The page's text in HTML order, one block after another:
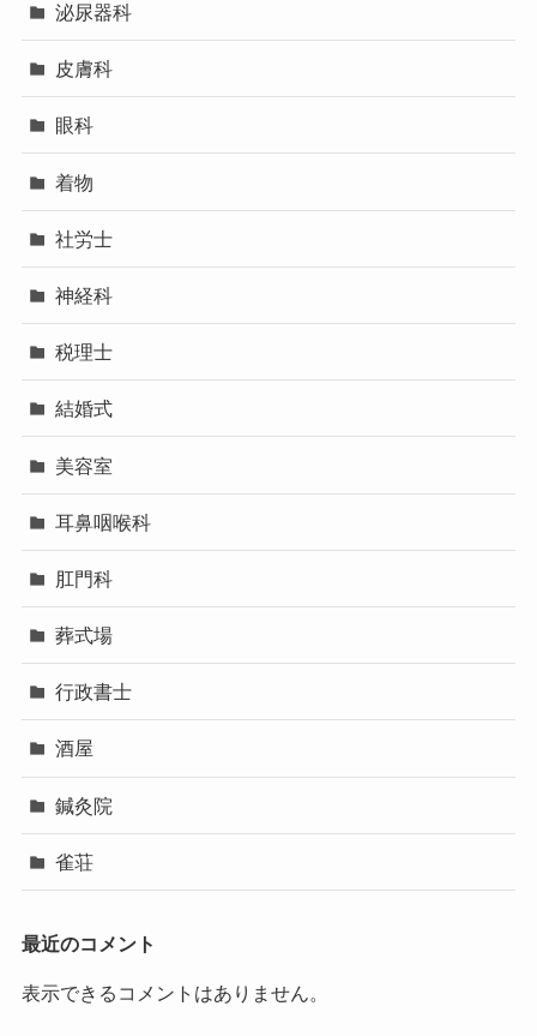
泌尿器科
皮膚科
眼科
着物
社労士
神経科
税理士
結婚式
美容室
耳鼻咽喉科
肛門科
葬式場
行政書士
酒屋
鍼灸院
雀荘
最近のコメント
表示できるコメントはありません。